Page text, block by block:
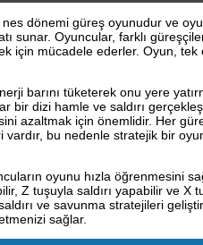
dönemi güreş oyunudur ve
sunar. Oyuncular, farklı
için mücadele ederler. Oyun, tek
barını tüketerek onu yere
bir dizi hamle ve saldırı
azaltmak için önemlidir. Her
bu nedenle stratejik bir
oyunu hızla öğrenmesini
Z tuşuyla saldırı yapabilir ve X
ve savunma stratejileri
sağlar.